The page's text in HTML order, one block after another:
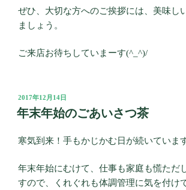
ぜひ、大切な方へのご挨拶には、美味し
ましょう。
ご来店お待ちしていまーす(^_^)/
投
稿
日:
2017年12月14日
年末年始のごあいさつ茶
寒気到来！手もかじかむ日が続いていま
年末年始にむけて、仕事も家庭も慌ただ
すので、くれぐれも体調管理に気を付け